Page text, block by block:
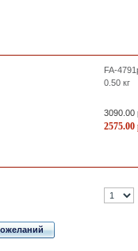
FA-
0.50 кг
3090.00
2575.00